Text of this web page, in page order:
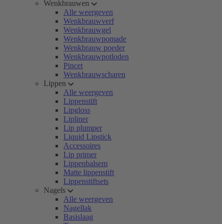
Wenkbrauwen
Alle weergeven
Wenkbrauwverf
Wenkbrauwgel
Wenkbrauwpomade
Wenkbrauw poeder
Wenkbrauwpotloden
Pincet
Wenkbrauwscharen
Lippen
Alle weergeven
Lippenstift
Lipgloss
Lipliner
Lip plumper
Liquid Lipstick
Accessoires
Lip primer
Lippenbalsem
Matte lippenstift
Lippenstiftsets
Nagels
Alle weergeven
Nagellak
Basislaag